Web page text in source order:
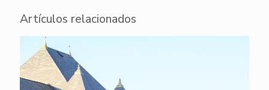
Artículos relacionados